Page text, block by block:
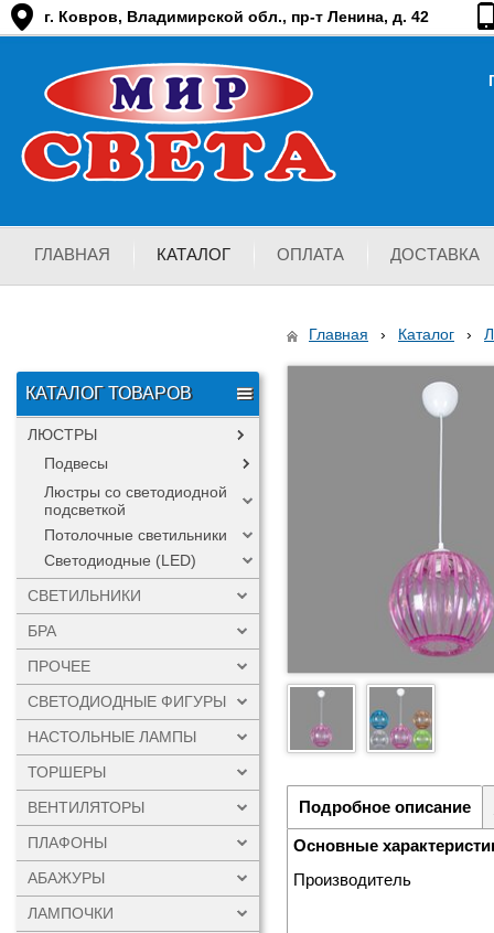
г. Ковров, Владимирской обл., пр-т Ленина, д. 42
ГЛАВНАЯ КАТАЛОГ ОПЛАТА ДОСТАВКА
КАТАЛОГ ТОВАРОВ
ЛЮСТРЫ
Подвесы
Люстры со светодиодной
подсветкой
Потолочные светильники
Светодиодные (LED)
СВЕТИЛЬНИКИ
БРА
ПРОЧЕЕ
СВЕТОДИОДНЫЕ ФИГУРЫ
НАСТОЛЬНЫЕ ЛАМПЫ
ТОРШЕРЫ
ВЕНТИЛЯТОРЫ
ПЛАФОНЫ
АБАЖУРЫ
ЛАМПОЧКИ
Главная › Каталог ›
Подробное описание
Основные
Производитель